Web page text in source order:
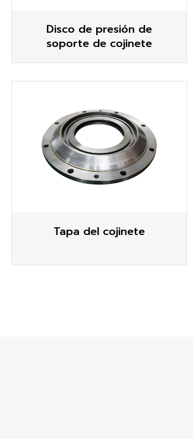
Disco de presión de
soporte de cojinete
Tapa del cojinete